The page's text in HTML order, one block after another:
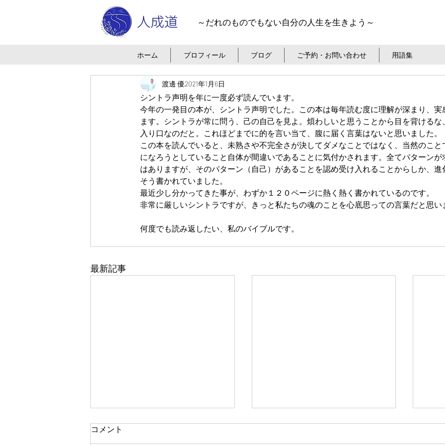
～だれのものでもない自分の人生を生きよう～
ホーム プロフィール ブログ ご予約・お問い合わせ 用語集
渡邊 優2021年1月6日
シントラ声明を年に一度必ず読んでいます。
今年の一発目の本が、シントラ声明でした。この本は毎年読む度に理解が深まり、実
ます。シントラが常に問う、己の自己を見よ。煩わしいと思うことから目を背ける
入り口なのだと。これほどまでに的を言い当て、腹に届く言葉はないと思いました。
この本を読んでいると、未熟さや不完全さが決してダメなことではなく、当然のこ
になろうとしていること自体が間違いであることに気付かされます。全てパターン
はありますが、そのパターン（自己）があることを認め受け入れることからしか、進
そう書かれていました。
最近少し分かってきた事が、わずか１２０ページに熱く熱く書かれているのです。
非常に厳しいシントラですが、きっと私たちの魂のことを心底思っての言葉だと思い
何度でも読み返したい、私のバイブルです。
最新記事
一人で頑張る 新たな在り方 変
コメント